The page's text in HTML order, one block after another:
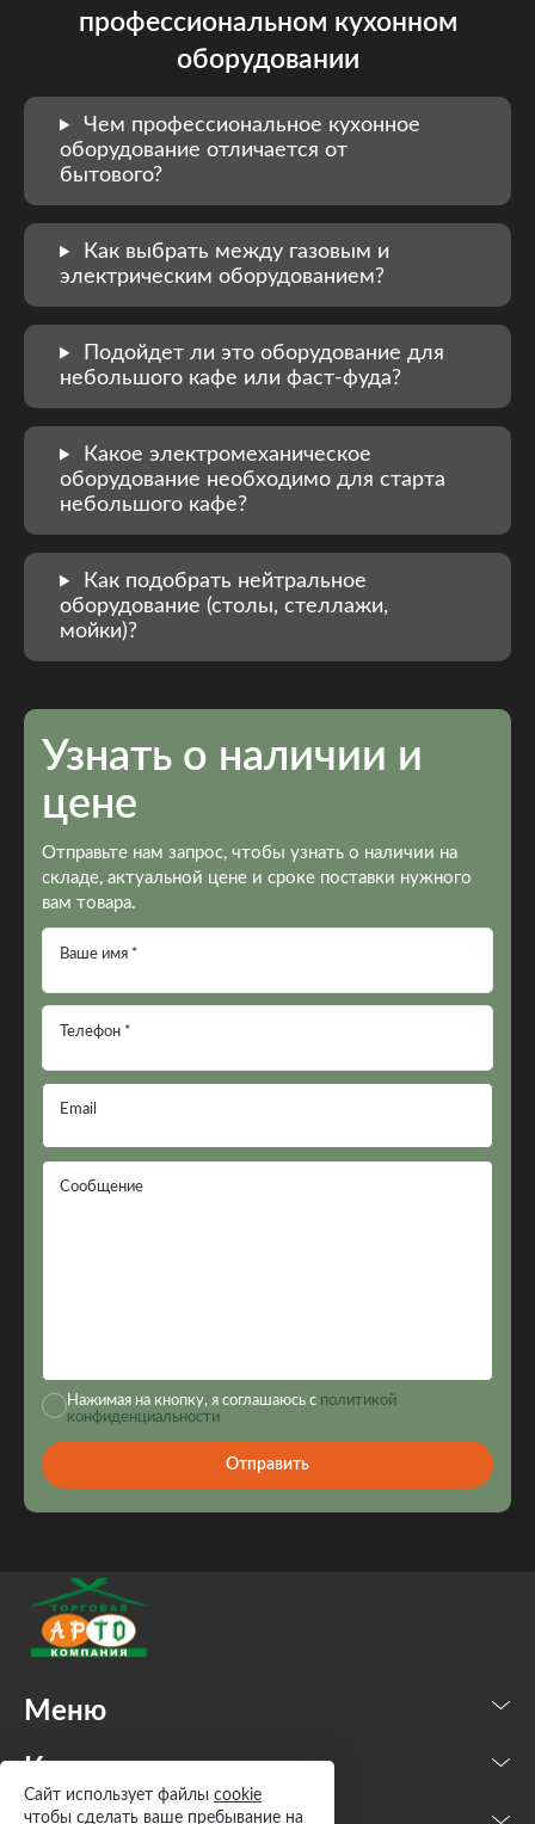
профессиональном кухонном
оборудовании
Чем профессиональное кухонное
оборудование отличается от
бытового?
Как выбрать между газовым и
электрическим оборудованием?
Подойдет ли это оборудование для
небольшого кафе или фаст-фуда?
Какое электромеханическое
оборудование необходимо для старта
небольшого кафе?
Как подобрать нейтральное
оборудование (столы, стеллажи,
мойки)?
Узнать о наличии и
цене
Отправьте нам запрос, чтобы узнать о наличии на
складе, актуальной цене и сроке поставки нужного
вам товара.
Ваше имя *
Телефон *
Email
Сообщение
Нажимая на кнопку, я соглашаюсь с политикой
конфиденциальности
Отправить
Меню
Каталог
Сайт использует файлы cookie
чтобы сделать ваше пребывание на